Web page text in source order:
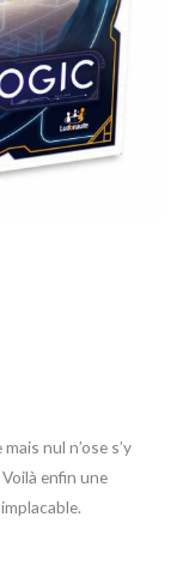
nul n’ose s’y
enfin une